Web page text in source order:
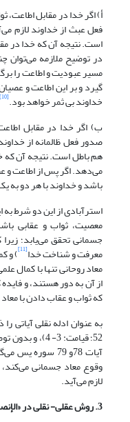
أ) اگر خدا در مقابل
فعل عبث از خداوند لازم
است. نتیجه آن که خدا در
در توضیح ملازمه می‌توان
مسیر عبودیت و اطاعت را
گیرد و بر این اطاعت و
خداوند بی ثمر خواهد بود.[10]
ب) اگر خدا در مقابل
صدور فعل ظالمانه از
هم باطل است. نتیجه آن که
می‌دهد. اگر پس از اطاعت و
باشد و خداوند با هر دو به
استرآبادی از این دو شرط
معصیت، ثواب و عقابی
جسمانی تحقق می‌یابد؛
معرفت و شناخت خدا[11] ) و
معاد روحانی تنها با کمال
از آن به دور هستند، و
که ثواب و عقاب دادن با
52؛ قیامت: 3-
آیات 78و 79
وقوع معاد جسمانی
لازم می‌آید.
3. روش عقلی- نقلی در «الإنصاف» باقلانی